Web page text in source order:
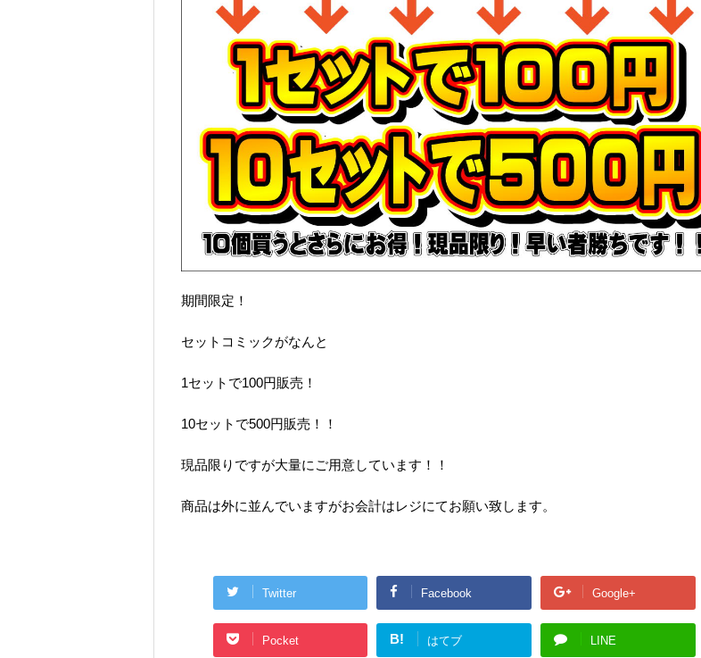
期間限定！
セットコミックがなんと
1セットで100円販売！
10セットで500円販売！！
現品限りですが大量にご用意しています！！
商品は外に並んでいますがお会計はレジにてお願い致します。
Twitter Facebook Google+
Pocket B! はてブ LINE